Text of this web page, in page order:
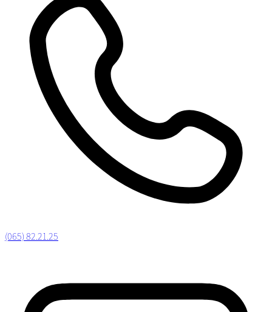
(065) 82.21.25